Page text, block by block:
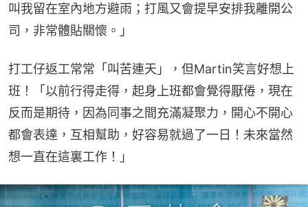
叫我留在室內地方避雨；打風又會提早安排我離開公
司，非常體貼關懷。」
打工仔返工常常「叫苦連天」，但Martin笑言好想上
班！「以前行得走得，起身上班都會覺得厭倦，現在
反而是期待，因為同事之間充滿凝聚力，開心不開心
都會表達，互相幫助，好容易就過了一日！未來當然
想一直在這裏工作！」